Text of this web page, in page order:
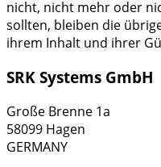
nicht, nicht mehr oder
sollten, bleiben die
ihrem Inhalt und ihrer
SRK Systems GmbH
Große Brenne 1a
58099 Hagen
GERMANY